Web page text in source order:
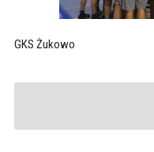
GKS Żukowo